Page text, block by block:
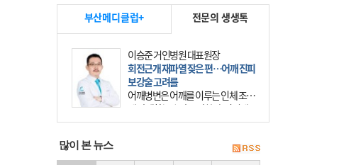
부산메디클럽+ 전문의 생생톡
이승준 거인병원 대표원장
회전근개 재파열 잦은 편…어깨 진피
보강술 고려를
어깨병변은 어깨를 이루는 인체 조직
에 발생하는 손상을 말한다. 여기에
는 오십견과 회전근개 증후군, 어깨
많이 본 뉴스